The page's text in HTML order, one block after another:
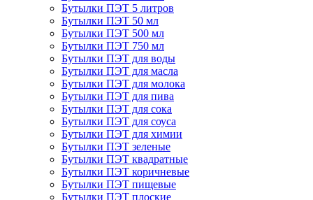
Бутылки ПЭТ 5 литров
Бутылки ПЭТ 50 мл
Бутылки ПЭТ 500 мл
Бутылки ПЭТ 750 мл
Бутылки ПЭТ для воды
Бутылки ПЭТ для масла
Бутылки ПЭТ для молока
Бутылки ПЭТ для пива
Бутылки ПЭТ для сока
Бутылки ПЭТ для соуса
Бутылки ПЭТ для химии
Бутылки ПЭТ зеленые
Бутылки ПЭТ квадратные
Бутылки ПЭТ коричневые
Бутылки ПЭТ пищевые
Бутылки ПЭТ плоские